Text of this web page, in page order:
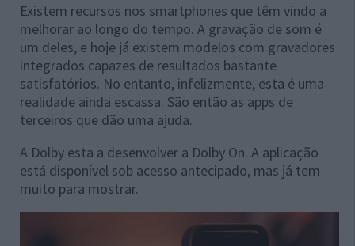
Existem recursos nos smartphones que têm vindo a
melhorar ao longo do tempo. A gravação de som é
um deles, e hoje já existem modelos com gravadores
integrados capazes de resultados bastante
satisfatórios. No entanto, infelizmente, esta é uma
realidade ainda escassa. São então as apps de
terceiros que dão uma ajuda.
A Dolby esta a desenvolver a Dolby On. A aplicação
está disponível sob acesso antecipado, mas já tem
muito para mostrar.